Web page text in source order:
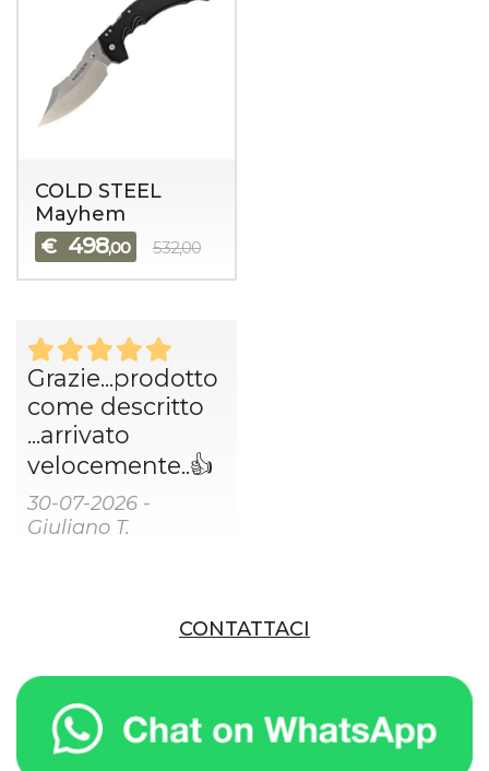
COLD STEEL
Mayhem
€ 498,00 532,00
Grazie...prodotto
come descritto
...arrivato
velocemente..👍
30-07-2026 -
Giuliano T.
CONTATTACI